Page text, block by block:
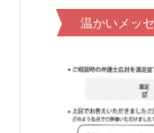
温かいメッ